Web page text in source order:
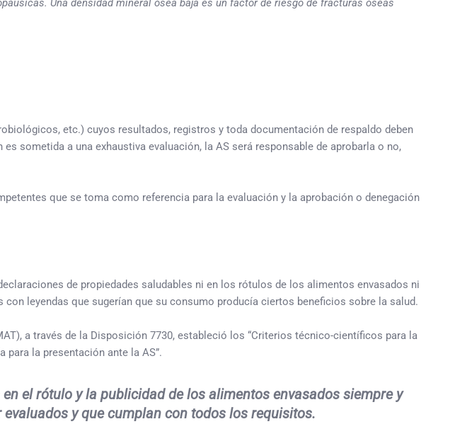
Una densidad mineral ósea baja es un factor de riesgo de fracturas óseas
etc.) cuyos resultados, registros y toda documentación de respaldo deben
sometida a una exhaustiva evaluación, la AS será responsable de aprobarla o no,
que se toma como referencia para la evaluación y la aprobación o denegación
de propiedades saludables ni en los rótulos de los alimentos envasados ni
leyendas que sugerían que su consumo producía ciertos beneficios sobre la salud.
a través de la Disposición 7730, estableció los “Criterios técnico-científicos para la
para la presentación ante la AS”.
el rótulo y la publicidad de los alimentos envasados siempre y
y que cumplan con todos los requisitos.